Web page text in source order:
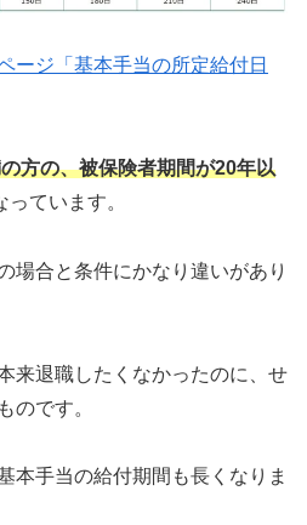
ジ「基本手当の所定給付日
方の、被保険者期間が20年以
っています。
場合と条件にかなり違いがあり
来退職したくなかったのに、せ
のです。
本手当の給付期間も長くなりま